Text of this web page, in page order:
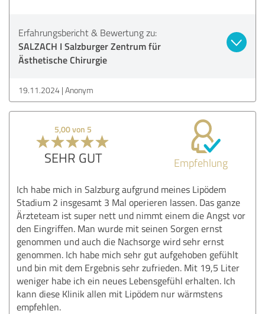
Erfahrungsbericht & Bewertung zu:
SALZACH I Salzburger Zentrum für
Ästhetische Chirurgie
19.11.2024 Anonym
5,00 von 5
SEHR GUT Empfehlung
Ich habe mich in Salzburg aufgrund meines Lipödem
Stadium 2 insgesamt 3 Mal operieren lassen. Das ganze
Ärzteteam ist super nett und nimmt einem die Angst vor
den Eingriffen. Man wurde mit seinen Sorgen ernst
genommen und auch die Nachsorge wird sehr ernst
genommen. Ich habe mich sehr gut aufgehoben gefühlt
und bin mit dem Ergebnis sehr zufrieden. Mit 19,5 Liter
weniger habe ich ein neues Lebensgefühl erhalten. Ich
kann diese Klinik allen mit Lipödem nur wärmstens
empfehlen.